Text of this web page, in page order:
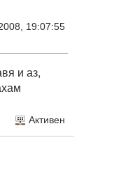
19:07:55
и аз,
Активен